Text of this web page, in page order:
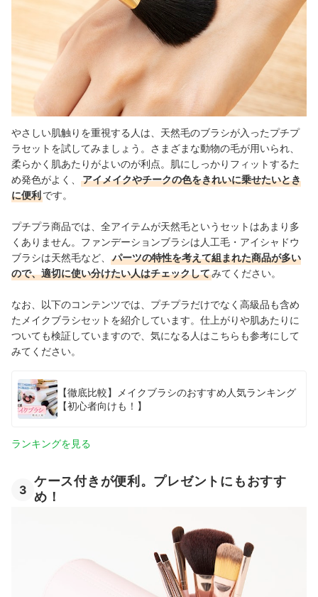
やさしい肌触りを重視する人は、天然毛のブラシが入ったプチプ
ラセットを試してみましょう。さまざまな動物の毛が用いられ、
柔らかく肌あたりがよいのが利点。肌にしっかりフィットするた
め発色がよく、
アイメイクやチークの色をきれいに乗せたいとき
に便利です。
プチプラ商品では、全アイテムが天然毛というセットはあまり多
くありません。 ファンデーションブラシは人工毛・アイシャドウ
ブラシは天然毛など、
パーツの特性を考えて組まれた商品が多い
ので、適切に使い分けたい人はチェックしてみてください。
なお、以下のコンテンツでは、プチプラだけでなく高級品も含め
たメイクブラシセットを紹介しています。仕上がりや肌あたりに
ついても検証していますので、気になる人はこちらも参考にして
みてください。
【徹底比較】メイクブラシのおすすめ人気ランキング
【初心者向けも！】
ランキングを見る
3
ケース付きが便利。プレゼントにもおすす
め！